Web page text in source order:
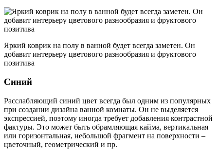
Яркий коврик на полу в ванной будет всегда заметен. Он
добавит интерьеру цветового разнообразия и фруктового
позитива
Синий
Расслабляющий синий цвет всегда был одним из популярных
при создании дизайна ванной комнаты. Он не выделяется
экспрессией, поэтому иногда требует добавления контрастной
фактуры. Это может быть обрамляющая кайма, вертикальная
или горизонтальная, небольшой фрагмент на поверхности –
цветочный, геометрический и пр.